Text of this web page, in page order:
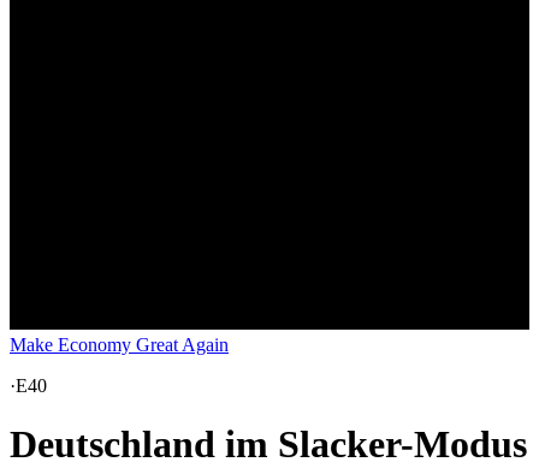
Make Economy Great Again
·E40
Deutschland im Slacker-Modus